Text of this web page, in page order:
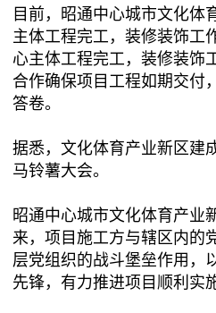
目前，昭通中心城市文化体
主体工程完工，装修装饰工
心主体工程完工，装修装饰
合作确保项目工程如期交付
答卷。
据悉，文化体育产业新区建
马铃薯大会。
昭通中心城市文化体育产业
来，项目施工方与辖区内的
层党组织的战斗堡垒作用，
先锋，有力推进项目顺利实